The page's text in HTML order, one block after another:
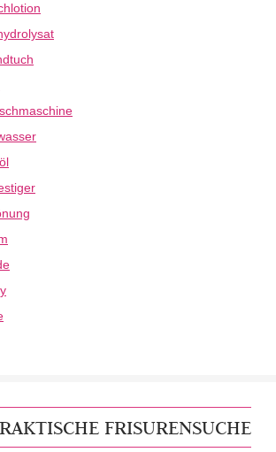
FRISURENSUCHE